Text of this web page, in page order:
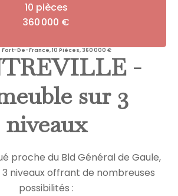
10 pièces
360 000 €
De-France, 10 Pièces, 360 000 €
-
sur 3
niveaux
proche du Bld Général de Gaule,
niveaux offrant de nombreuses
possibilités :